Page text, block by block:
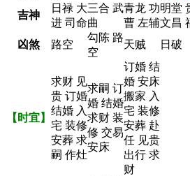
吉神
日禄 大
进 司命
三合 武
曲
青龙 功
曹 左辅
明堂
文昌
凶煞
路空
勾陈 路
空
天贼 日破
【时宜】
求财 见
贵 订婚
结婚 入
宅 装修
安葬 求
嗣 作灶
求嗣 订
婚 结婚
求财 装
修 交易
安床
订婚 结
婚 安床
搬家 入
宅 装修
安葬 赴
任 见贵
出行 求
财